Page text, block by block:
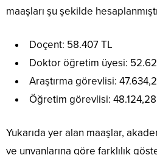
maaşları şu şekilde
Doçent: 58.407 TL
Doktor öğretim üyesi:
Araştırma görevlisi:
Öğretim görevlisi:
Yukarıda yer alan maaşlar,
ve unvanlarına göre farklılık